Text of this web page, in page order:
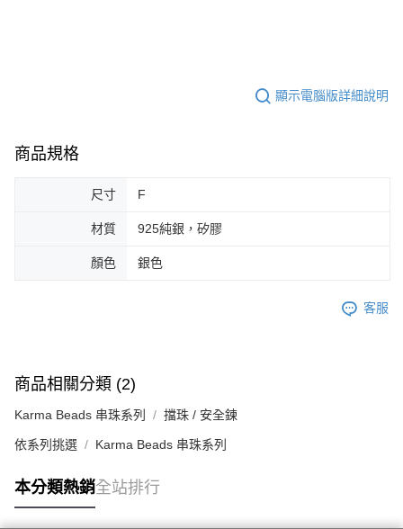
顯示電腦版詳細說明
商品規格
尺寸 F
材質 925純銀，矽膠
顏色 銀色
客服
商品相關分類 (2)
Karma Beads 串珠系列 擋珠 / 安全鍊
依系列挑選 Karma Beads 串珠系列
本分類熱銷全站排行